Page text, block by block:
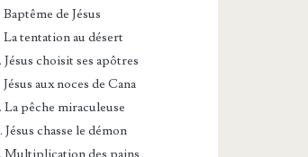
Baptême de Jésus
La tentation au désert
Jésus choisit ses apôtres
Jésus aux noces de Cana
La pêche miraculeuse
Jésus chasse le démon
Multiplication des pains